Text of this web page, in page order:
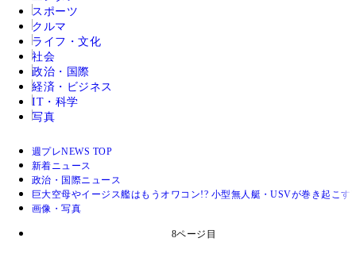
スポーツ
クルマ
ライフ・文化
社会
政治・国際
経済・ビジネス
IT・科学
写真
週プレNEWS TOP
新着ニュース
政治・国際ニュース
巨大空母やイージス艦はもうオワコン!? 小型無人艇・USVが巻き起こ
画像・写真
8ページ目